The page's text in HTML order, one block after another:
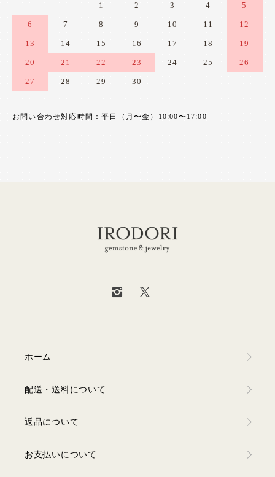
1 2 3 4 5
6 7 8 9 10 11 12
13 14 15 16 17 18 19
20 21 22 23 24 25 26
27 28 29 30
お問い合わせ対応時間：平日（月〜金）10:00〜17:00
ホーム
配送・送料について
返品について
お支払いについて